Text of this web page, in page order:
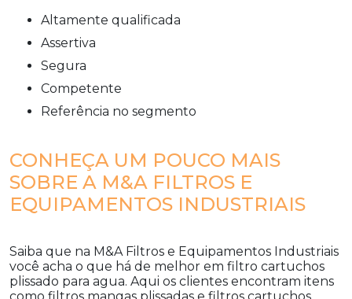
altamente qualificada
assertiva
segura
competente
referência no segmento
CONHEÇA UM POUCO MAIS
SOBRE A M&A FILTROS E
EQUIPAMENTOS INDUSTRIAIS
Saiba que na M&A Filtros e Equipamentos Industriais
você acha o que há de melhor em filtro cartuchos
plissado para agua. Aqui os clientes encontram itens